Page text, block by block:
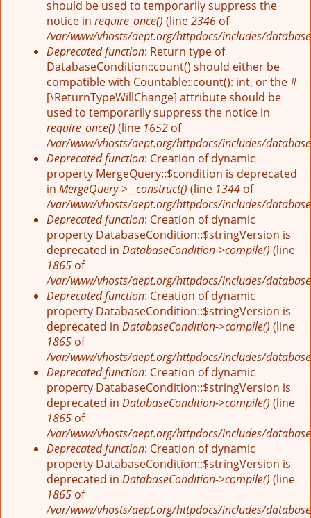
should be used to temporarily suppress the
notice in require_once() (line2346 of
/var/www/vhosts/aept.org/httpdocs/includes/
Deprecated function: Return type of
DatabaseCondition::count() should either be
compatible with Countable::count(): int, or the #
[\ReturnTypeWillChange] attribute should be
used to temporarily suppress the notice in
require_once() (line 1652 of
/var/www/vhosts/aept.org/httpdocs/includes/
Deprecated function: Creation of dynamic
property MergeQuery::$condition is deprecated
in MergeQuery->__construct() (line 1344 of
/var/www/vhosts/aept.org/httpdocs/includes/
Deprecated function: Creation of dynamic
property DatabaseCondition::$stringVersion is
deprecated in DatabaseCondition->compile() (line
1865 of
/var/www/vhosts/aept.org/httpdocs/includes/
Deprecated function: Creation of dynamic
property DatabaseCondition::$stringVersion is
deprecated in DatabaseCondition->compile() (line
1865 of
/var/www/vhosts/aept.org/httpdocs/includes/
Deprecated function: Creation of dynamic
property DatabaseCondition::$stringVersion is
deprecated in DatabaseCondition->compile() (line
1865 of
/var/www/vhosts/aept.org/httpdocs/includes/
Deprecated function: Creation of dynamic
property DatabaseCondition::$stringVersion is
deprecated in DatabaseCondition->compile() (line
1865 of
/var/www/vhosts/aept.org/httpdocs/includes/